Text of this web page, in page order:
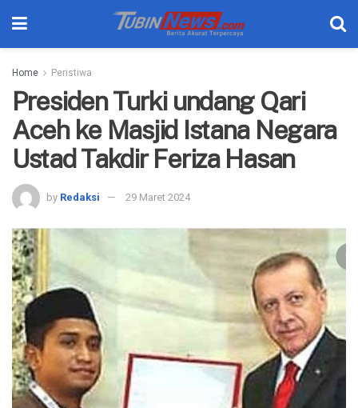
Home Peristiwa
Presiden Turki undang Qari
Aceh ke Masjid Istana Negara
Ustad Takdir Feriza Hasan
by Redaksi 29 Maret 2024